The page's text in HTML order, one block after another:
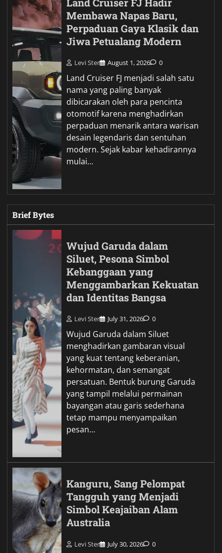
Membawa Napas Baru,
Perpaduan Gaya Klasik dan
Jiwa Petualang Modern
Levi Ster August 1, 2026 0
Land Cruiser FJ menjadi salah satu
nama yang paling banyak
dibicarakan oleh para pencinta
otomotif karena menghadirkan
perpaduan menarik antara warisan
desain legendaris dan sentuhan
modern. Sejak kabar kehadirannya
mulai…
Brief Bytes
Wujud Garuda dalam
Siluet, Pesona Simbol
Kebanggaan yang
Menggambarkan Kekuatan
dan Identitas Bangsa
Levi Ster July 31, 2026 0
Wujud Garuda dalam Siluet
menghadirkan gambaran visual
yang kuat tentang keberanian,
kehormatan, dan semangat
persatuan. Bentuk burung Garuda
yang tampil melalui permainan
bayangan atau garis sederhana
tetap mampu menyampaikan
pesan…
Kanguru, Sang Pelompat
Tangguh yang Menjadi
Simbol Keajaiban Alam
Australia
Levi Ster July 30, 2026 0